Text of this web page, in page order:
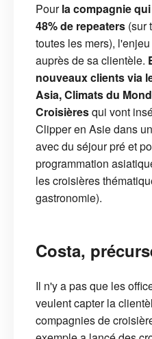
Pourla compagnie
48% de repeaters (sur
toutes les mers),
auprès de sa clientèle.
nouveaux clients via
Asia, Climats du
Croisièresqui vont
Clipper en Asie dans
avec du séjour pré et
programmation
les croisières
gastronomie).
Costa,
Il n'y a pas que les
veulent capter la
compagnies de